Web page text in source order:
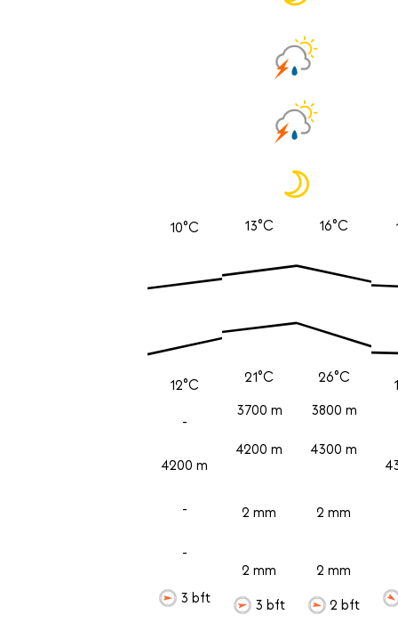
10°C
12°C
-
4200 m
-
-
3 bft
13°C
21°C
3700 m
4200 m
2 mm
2 mm
3 bft
16°C
26°C
3800 m
4300 m
2 mm
2 mm
2 bft